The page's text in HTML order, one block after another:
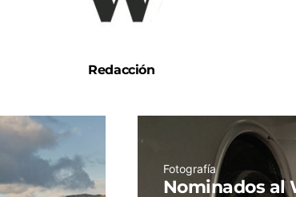
Redacción
Fotografía
Nominados al